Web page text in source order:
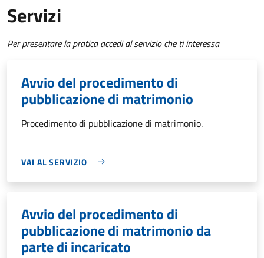
Servizi
Per presentare la pratica accedi al servizio che ti interessa
Avvio del procedimento di
pubblicazione di matrimonio
Procedimento di pubblicazione di matrimonio.
VAI AL SERVIZIO
Avvio del procedimento di
pubblicazione di matrimonio da
parte di incaricato